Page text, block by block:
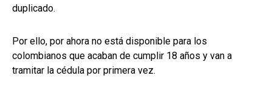
duplicado.
Por ello, por ahora no está disponible para los
colombianos que acaban de cumplir 18 años y van a
tramitar la cédula por primera vez.